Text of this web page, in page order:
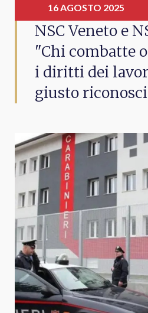
16 AGOSTO 2025
NSC Veneto e
"Chi combatte
i diritti dei
giusto